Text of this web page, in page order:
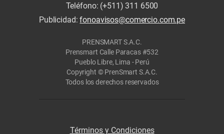
Teléfono: (+511) 311 6500
Publicidad:fonoavisos@comercio.com.pe
PRENSMART S.A.C.
Prensmart Calle Paracas #532
Pueblo Libre, Lima - Perú
Copyright © PrenSmart S.A.C.
Todos los derechos reservados
Términos y Condiciones